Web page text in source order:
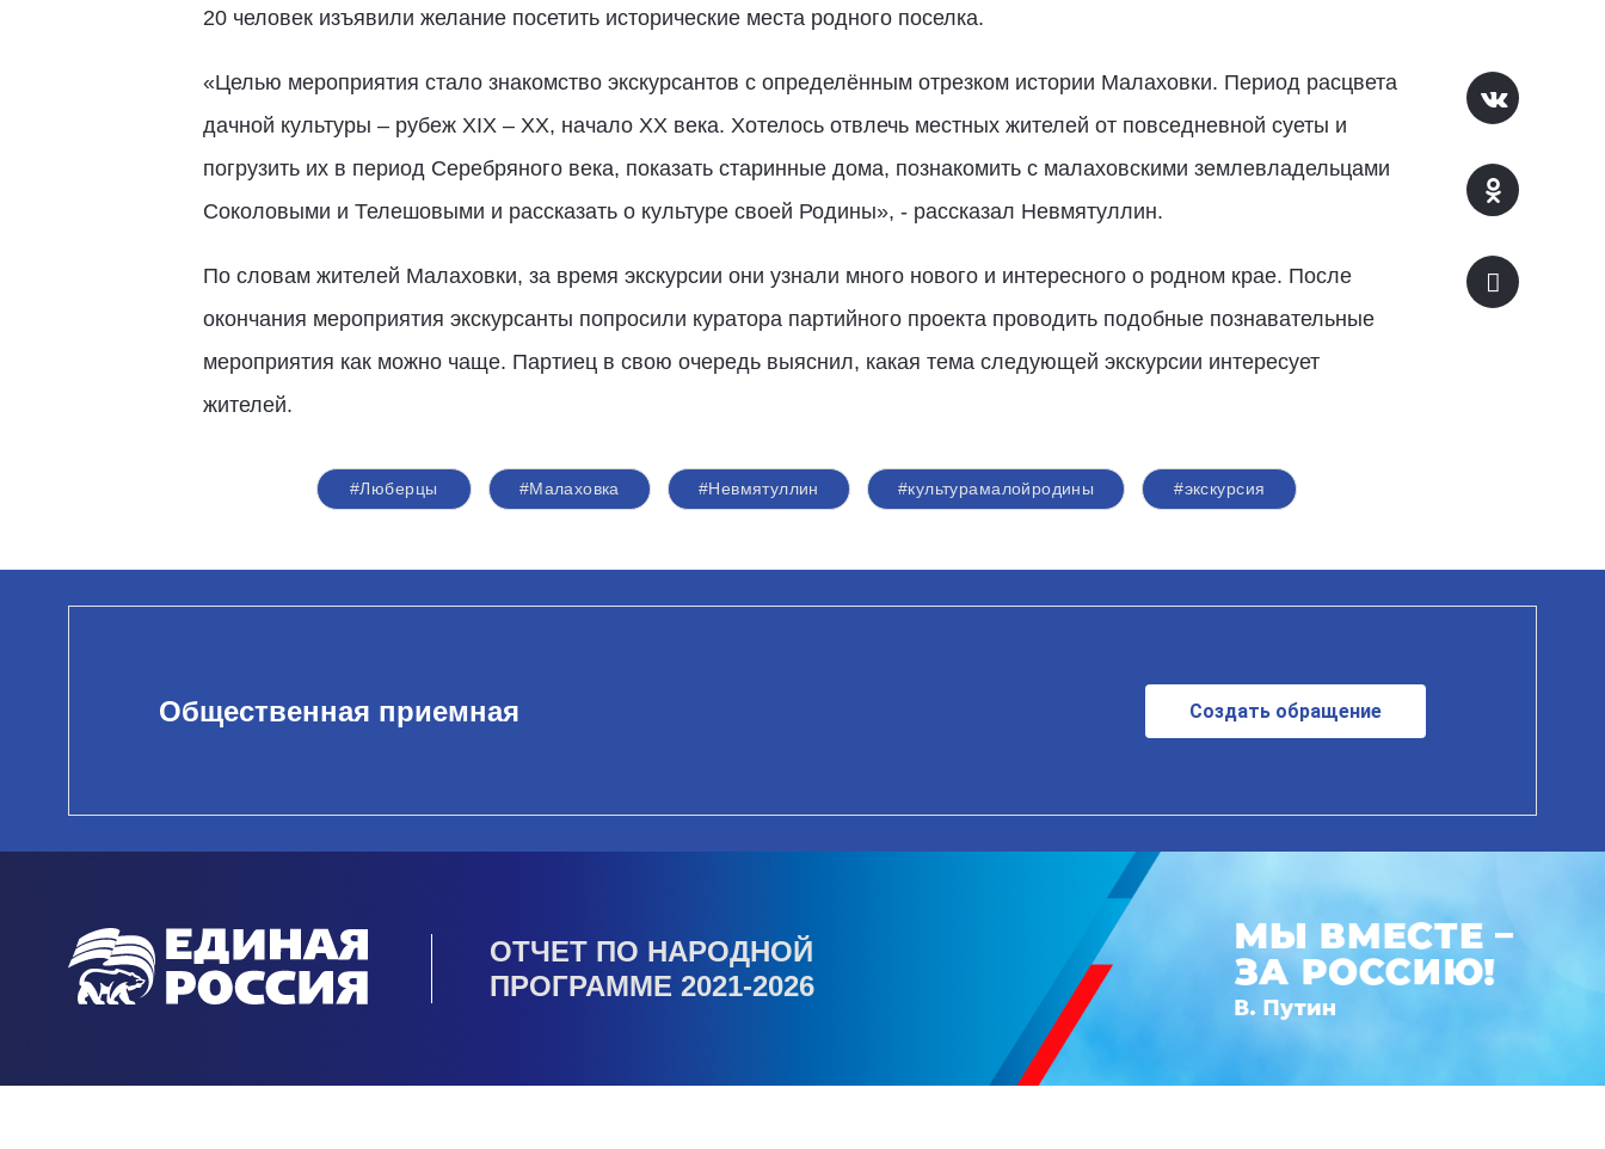
20 человек изъявили желание посетить исторические места родного поселка.
«Целью мероприятия стало знакомство экскурсантов с определённым отрезком истории Малаховки. Период расцвета
дачной культуры – рубеж XIX – XX, начало ХХ века. Хотелось отвлечь местных жителей от повседневной суеты и
погрузить их в период Серебряного века, показать старинные дома, познакомить с малаховскими землевладельцами
Соколовыми и Телешовыми и рассказать о культуре своей Родины», - рассказал Невмятуллин.
По словам жителей Малаховки, за время экскурсии они узнали много нового и интересного о родном крае. После
окончания мероприятия экскурсанты попросили куратора партийного проекта проводить подобные познавательные
мероприятия как можно чаще. Партиец в свою очередь выяснил, какая тема следующей экскурсии интересует
жителей.
#Люберцы #Малаховка #Невмятуллин #культурамалойродины #экскурсия
Общественная приемная Создать обращение
ОТЧЕТ ПО НАРОДНОЙ
ПРОГРАММЕ 2021-2026